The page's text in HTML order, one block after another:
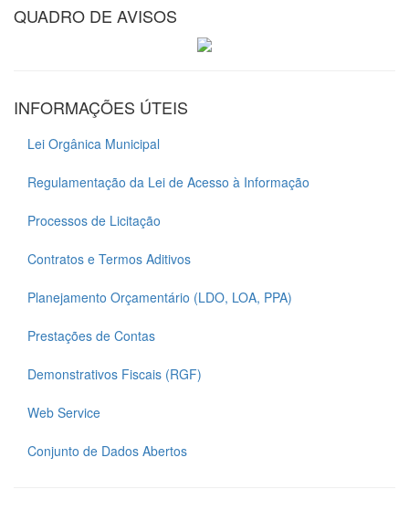
QUADRO DE AVISOS
INFORMAÇÕES ÚTEIS
Lei Orgânica Municipal
Regulamentação da Lei de Acesso à Informação
Processos de Licitação
Contratos e Termos Aditivos
Planejamento Orçamentário (LDO, LOA, PPA)
Prestações de Contas
Demonstrativos Fiscais (RGF)
Web Service
Conjunto de Dados Abertos